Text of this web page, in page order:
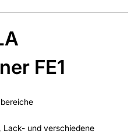
FE1
und verschiedene